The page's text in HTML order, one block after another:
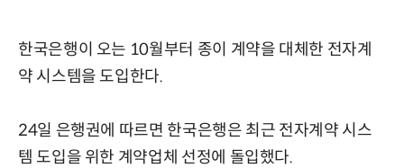
한국은행이 오는 10월부터 종이 계약을 대체한 전자계
약 시스템을 도입한다.
24일 은행권에 따르면 한국은행은 최근 전자계약 시스
템 도입을 위한 계약업체 선정에 돌입했다.